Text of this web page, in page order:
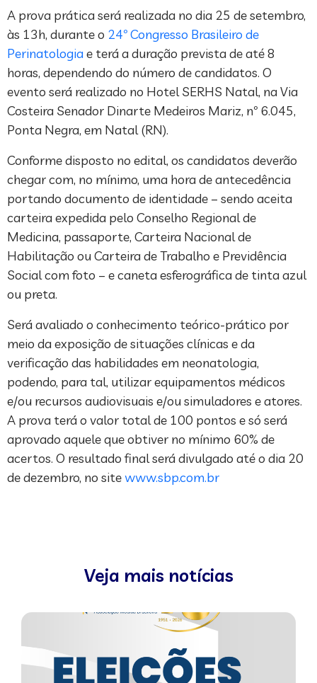
A prova prática será realizada no dia 25 de setembro,
às 13h, durante o 24º Congresso Brasileiro de
Perinatologia e terá a duração prevista de até 8
horas, dependendo do número de candidatos. O
evento será realizado no Hotel SERHS Natal, na Via
Costeira Senador Dinarte Medeiros Mariz, nº 6.045,
Ponta Negra, em Natal (RN).
Conforme disposto no edital, os candidatos deverão
chegar com, no mínimo, uma hora de antecedência
portando documento de identidade – sendo aceita
carteira expedida pelo Conselho Regional de
Medicina, passaporte, Carteira Nacional de
Habilitação ou Carteira de Trabalho e Previdência
Social com foto – e caneta esferográfica de tinta azul
ou preta.
Será avaliado o conhecimento teórico-prático por
meio da exposição de situações clínicas e da
verificação das habilidades em neonatologia,
podendo, para tal, utilizar equipamentos médicos
e/ou recursos audiovisuais e/ou simuladores e atores.
A prova terá o valor total de 100 pontos e só será
aprovado aquele que obtiver no mínimo 60% de
acertos. O resultado final será divulgado até o dia 20
de dezembro, no sitewww.sbp.com.br
Veja mais notícias